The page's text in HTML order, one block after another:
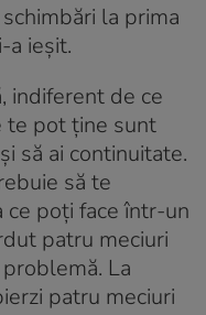
la prima
a ieșit.
indiferent de ce
te pot ține sunt
să ai continuitate.
să te
ce poți face într-un
patru meciuri
La
patru meciuri